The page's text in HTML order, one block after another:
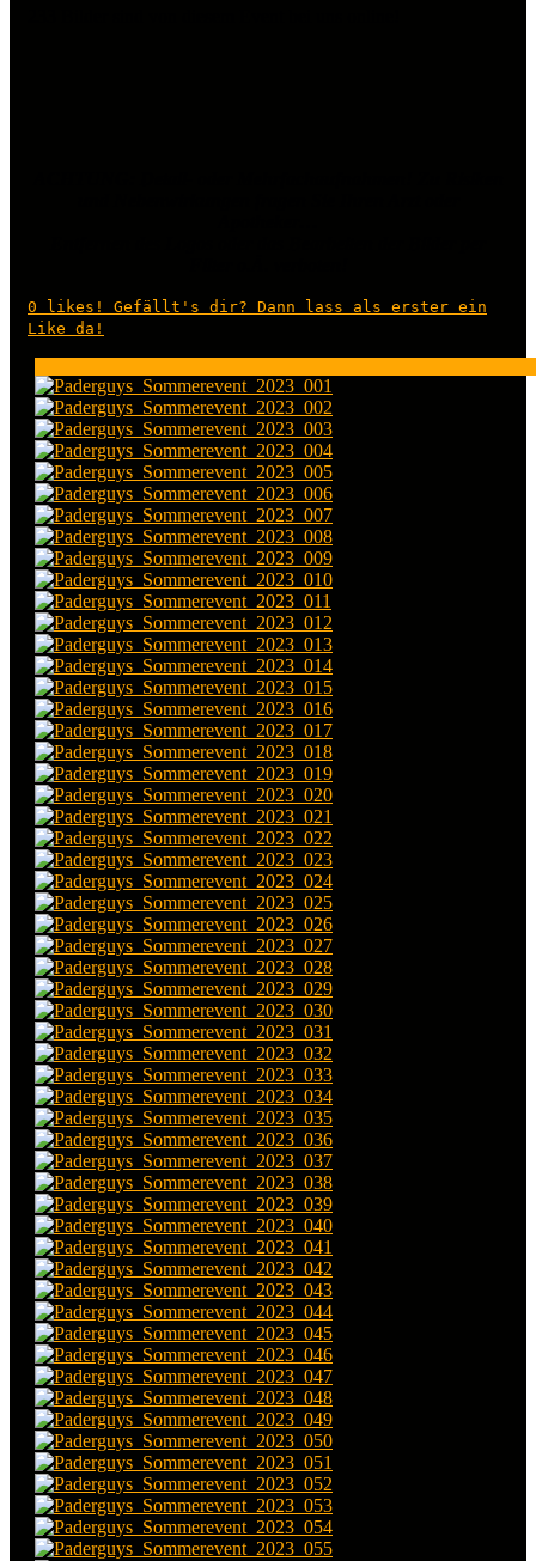
0
likes! Gefällt's dir? Dann lass als erster ein
Like da!